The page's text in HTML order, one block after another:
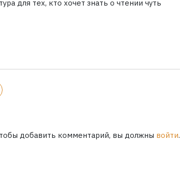
для тех, кто хочет знать о чтении чуть
добавить комментарий, вы должны войти.